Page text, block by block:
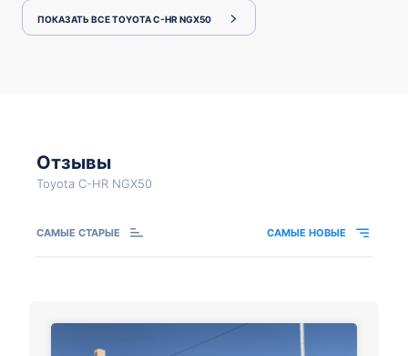
ПОКАЗАТЬ ВСЕ TOYOTA C-HR NGX50
Отзывы
Toyota C-HR NGX50
САМЫЕ СТАРЫЕ САМЫЕ НОВЫЕ